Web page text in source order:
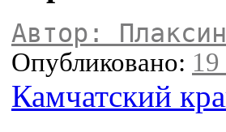
Автор:
Опубликовано:
Камчатский